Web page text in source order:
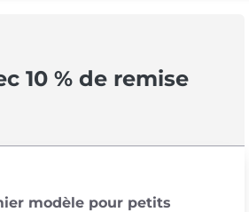
10 % de remise
modèle pour petits